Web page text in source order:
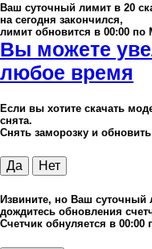
Ваш суточный лимит в 20
на сегодня закончился,
лимит обновится в 00:00 по
Вы можете
любое время
Если вы хотите скачать
снята.
Снять заморозку и
Да Нет
Извините, но Ваш суточный
дождитесь обновления
Счетчик обнуляется в 00:00